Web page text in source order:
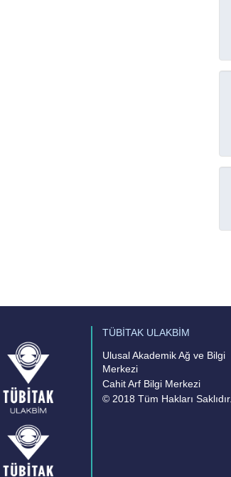
TÜBİTAK ULAKBİM
Ulusal Akademik Ağ ve Bilgi
Merkezi
Cahit Arf Bilgi Merkezi
© 2018 Tüm Hakları Saklıdır.